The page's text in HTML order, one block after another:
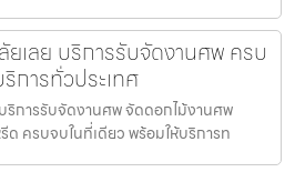
ยเลย บริการรับจัดงานศพ ครบ
การทั่วประเทศ
ริการรับจัดงานศพ จัดดอกไม้งานศพ
ด ครบจบในที่เดียว พร้อมให้บริการท